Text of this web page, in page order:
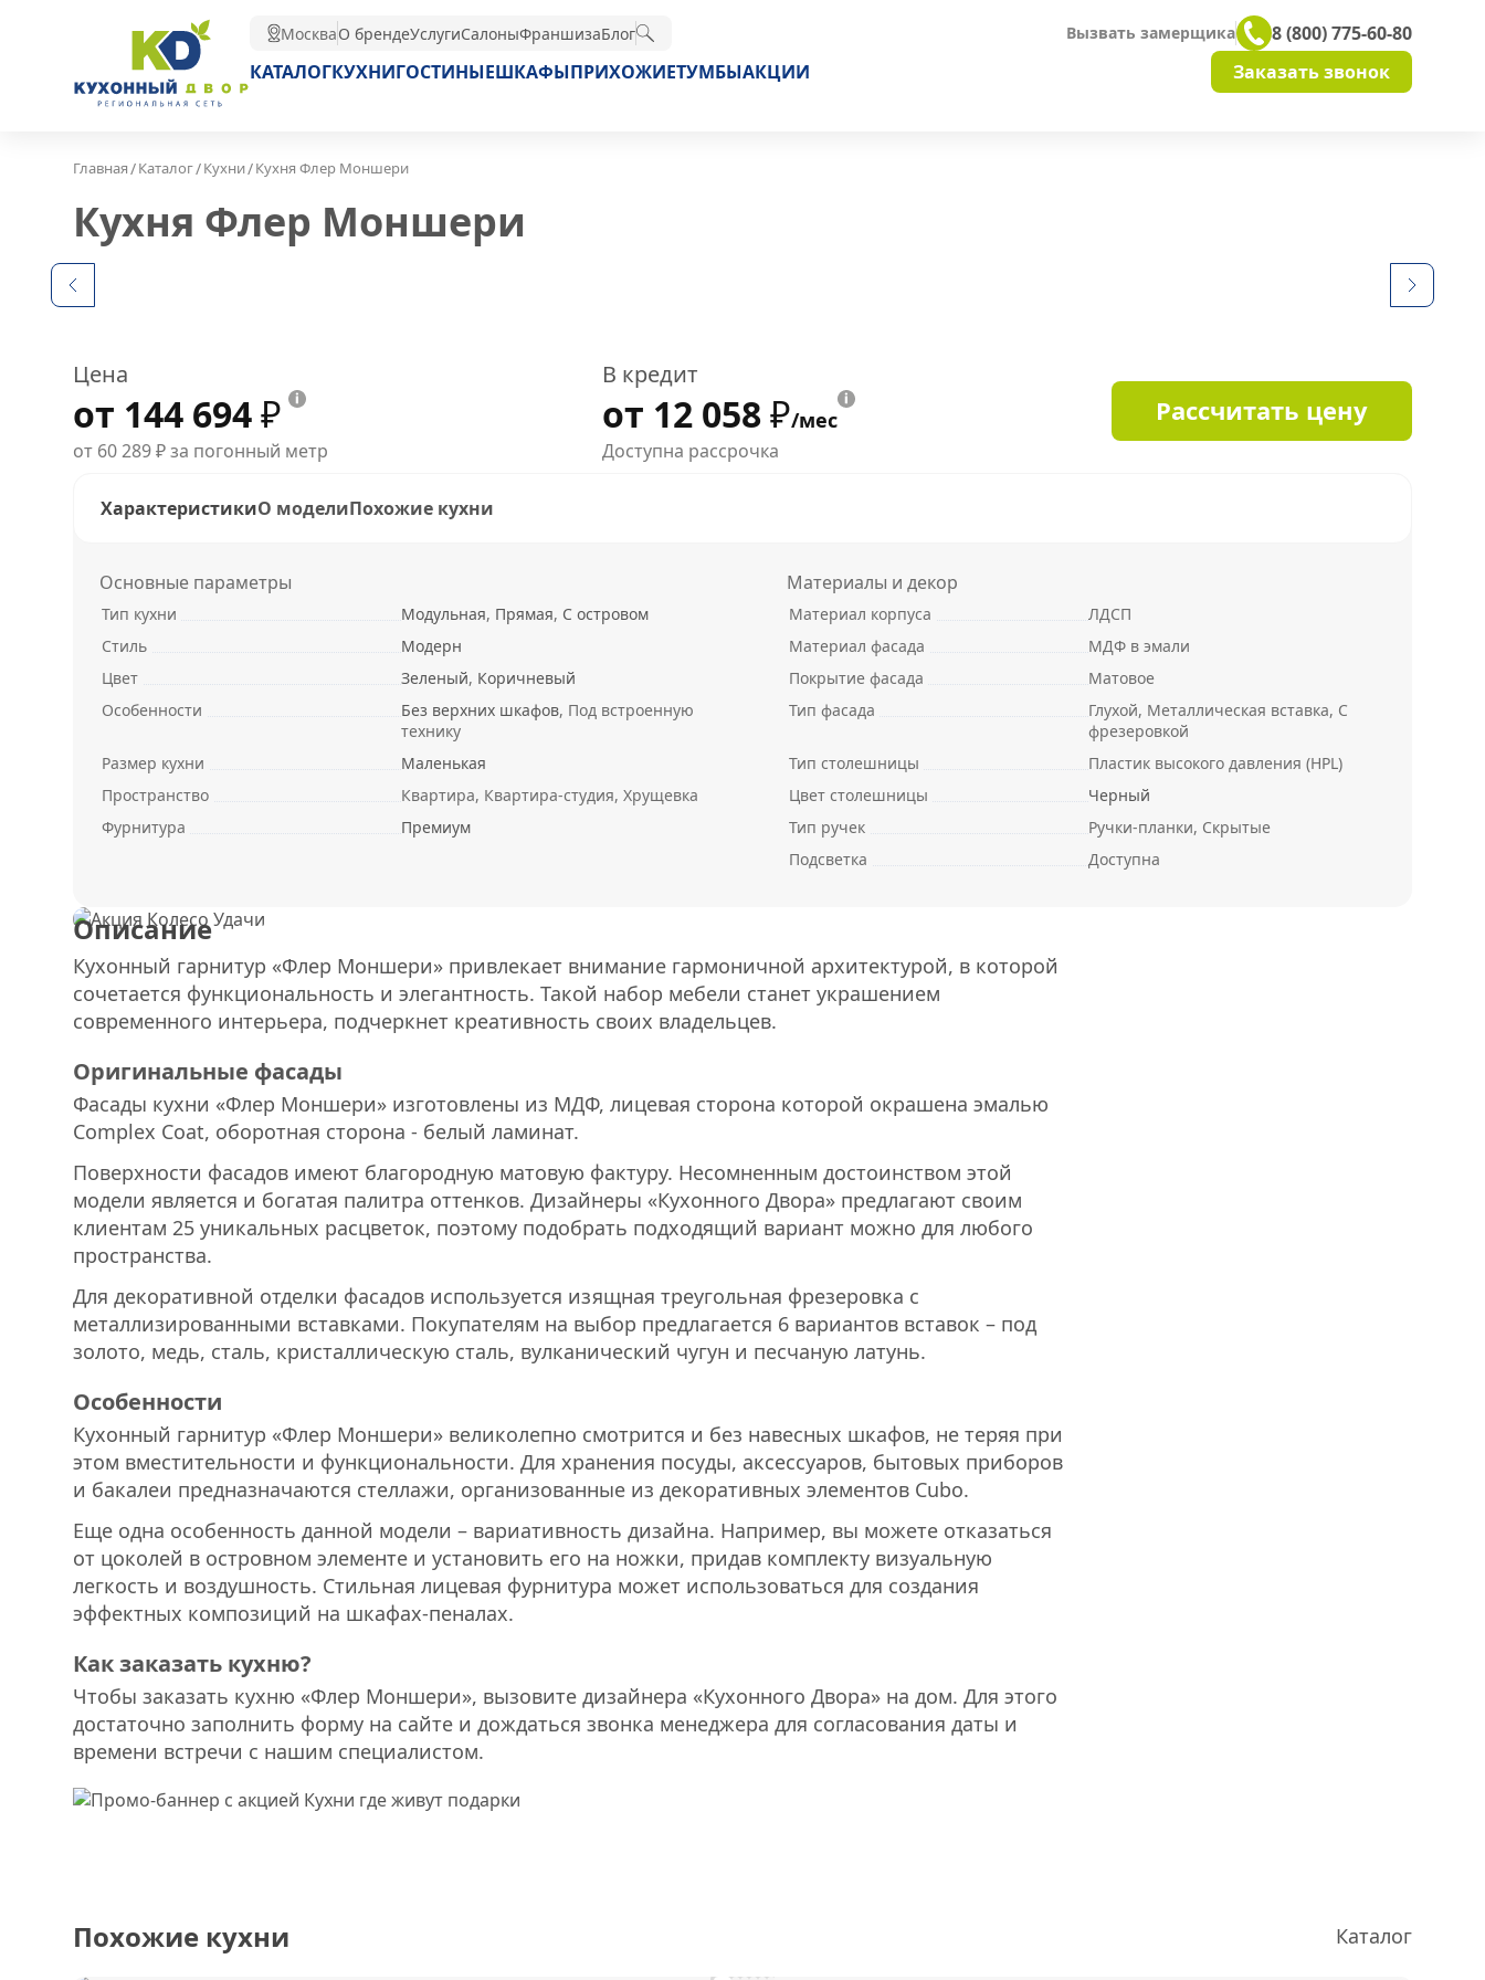
МоскваО брендеУслугиСалоныФраншизаБлог Вызвать замерщика
8 (800) 775-60-80
КАТАЛОГКУХНИГОСТИНЫЕШКАФЫПРИХОЖИЕТУМБЫАКЦИИ Заказать звонок
Главная/Каталог/Кухни/Кухня Флер Моншери
Кухня Флер Моншери
Цена
от 144 694₽
от 60 289₽за погонный метр
В кредит
от 12 058₽/мес
Доступна рассрочка
Рассчитать цену
ХарактеристикиО моделиПохожие кухни
Основные параметры
Тип кухни Модульная, Прямая, С островом
Стиль
Модерн
Цвет
Зеленый, Коричневый
Особенности
Без верхних шкафов, Под встроенную
технику
Размер кухни
Маленькая
Пространство
Квартира, Квартира-студия, Хрущевка
Фурнитура
Премиум
Материалы и декор
Материал корпуса
ЛДСП
Материал фасада
МДФ в эмали
Покрытие фасада
Матовое
Тип фасада
Глухой, Металлическая вставка, С
фрезеровкой
Тип столешницы
Пластик высокого давления (HPL)
Цвет столешницы
Черный
Тип ручек
Ручки-планки, Скрытые
Подсветка
Доступна
Описание
Кухонный гарнитур «Флер Моншери» привлекает внимание гармоничной архитектурой, в которой
сочетается функциональность и элегантность. Такой набор мебели станет украшением
современного интерьера, подчеркнет креативность своих владельцев.
Оригинальные фасады
Фасады кухни «Флер Моншери» изготовлены из МДФ, лицевая сторона которой окрашена эмалью
Complex Coat, оборотная сторона - белый ламинат.
Поверхности фасадов имеют благородную матовую фактуру. Несомненным достоинством этой
модели является и богатая палитра оттенков. Дизайнеры «Кухонного Двора» предлагают своим
клиентам 25 уникальных расцветок, поэтому подобрать подходящий вариант можно для любого
пространства.
Для декоративной отделки фасадов используется изящная треугольная фрезеровка с
металлизированными вставками. Покупателям на выбор предлагается 6 вариантов вставок – под
золото, медь, сталь, кристаллическую сталь, вулканический чугун и песчаную латунь.
Особенности
Кухонный гарнитур «Флер Моншери» великолепно смотрится и без навесных шкафов, не теряя при
этом вместительности и функциональности. Для хранения посуды, аксессуаров, бытовых приборов
и бакалеи предназначаются стеллажи, организованные из декоративных элементов Cubo.
Еще одна особенность данной модели – вариативность дизайна. Например, вы можете отказаться
от цоколей в островном элементе и установить его на ножки, придав комплекту визуальную
легкость и воздушность. Стильная лицевая фурнитура может использоваться для создания
эффектных композиций на шкафах-пеналах.
Как заказать кухню?
Чтобы заказать кухню «Флер Моншери», вызовите дизайнера «Кухонного Двора» на дом. Для этого
достаточно заполнить форму на сайте и дождаться звонка менеджера для согласования даты и
времени встречи с нашим специалистом.
Похожие кухни Каталог